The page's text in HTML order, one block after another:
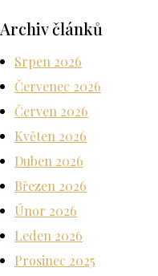
Archiv článků
Srpen 2026
Červenec 2026
Červen 2026
Květen 2026
Duben 2026
Březen 2026
Únor 2026
Leden 2026
Prosinec 2025